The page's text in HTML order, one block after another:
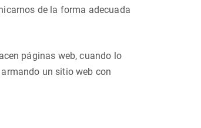
de la forma adecuada
páginas web, cuando lo
un sitio web con